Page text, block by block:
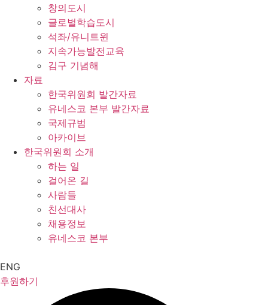
창의도시
글로벌학습도시
석좌/유니트윈
지속가능발전교육
김구 기념해
자료
한국위원회 발간자료
유네스코 본부 발간자료
국제규범
아카이브
한국위원회 소개
하는 일
걸어온 길
사람들
친선대사
채용정보
유네스코 본부
ENG
후원하기